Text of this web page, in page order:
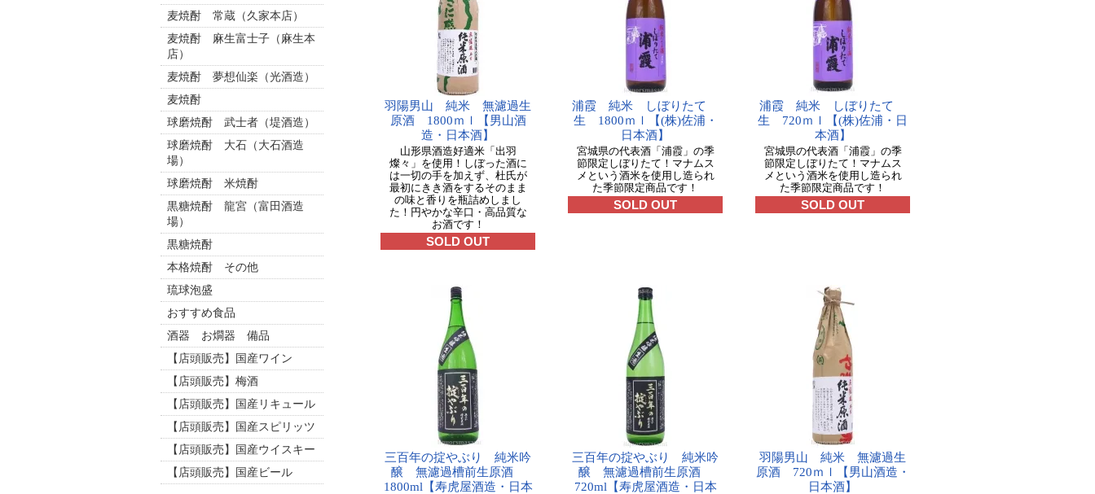
麦焼酎 常蔵（久家本店）
麦焼酎 麻生富士子（麻生本
店）
麦焼酎 夢想仙楽（光酒造）
麦焼酎
球磨焼酎 武士者（堤酒造）
球磨焼酎 大石（大石酒造
場）
球磨焼酎 米焼酎
黒糖焼酎 龍宮（富田酒造
場）
黒糖焼酎
本格焼酎 その他
琉球泡盛
おすすめ食品
酒器 お燗器 備品
【店頭販売】国産ワイン
【店頭販売】梅酒
【店頭販売】国産リキュール
【店頭販売】国産スピリッツ
【店頭販売】国産ウイスキー
【店頭販売】国産ビール
羽陽男山 純米 無濾過生
原酒 1800ｍｌ【男山酒
造・日本酒】
山形県酒造好適米「出羽
燦々」を使用！しぼった酒に
は一切の手を加えず、杜氏が
最初にきき酒をするそのまま
の味と香りを瓶詰めしまし
た！円やかな辛口・高品質な
お酒です！
SOLD OUT
浦霞 純米 しぼりたて
生 1800ｍｌ【(株)佐浦・
日本酒】
宮城県の代表酒「浦霞」の季
節限定しぼりたて！マナムス
メという酒米を使用し造られ
た季節限定商品です！
SOLD OUT
浦霞 純米 しぼりたて
生 720ｍｌ【(株)佐浦・日
本酒】
宮城県の代表酒「浦霞」の季
節限定しぼりたて！マナムス
メという酒米を使用し造られ
た季節限定商品です！
SOLD OUT
三百年の掟やぶり 純米吟
醸 無濾過槽前生原酒
1800ml【寿虎屋酒造・日本
三百年の掟やぶり 純米吟
醸 無濾過槽前生原酒
720ml【寿虎屋酒造・日本
羽陽男山 純米 無濾過生
原酒 720ｍｌ【男山酒造・
日本酒】